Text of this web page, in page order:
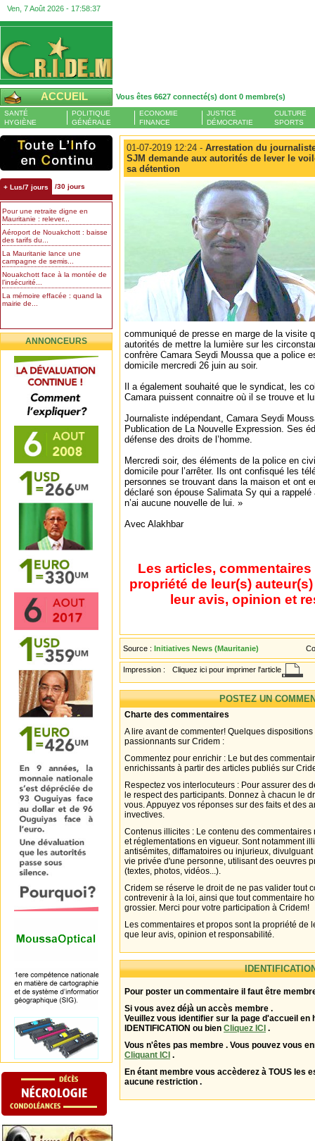
Ven, 7 Août 2026 - 17:58:38
ACCUEIL Vous êtes 6627 connecté(s) dont 0 membre(s)
SANTÉ
HYGIÈNE
POLITIQUE
GÉNÉRALE
ECONOMIE
FINANCE
JUSTICE
DÉMOCRATIE
CULTURE
SPORTS
+ Lus/7 jours /30 jours
Pour une retraite digne en
Mauritanie : relever...
Aéroport de Nouakchott : baisse
des tarifs du...
La Mauritanie lance une
campagne de semis...
Nouakchott face à la montée de
l’insécurité...
La mémoire effacée : quand la
mairie de...
ANNONCEURS
01-07-2019 12:24 - Arrestation du
SJM demande aux autorités de lever le
sa détention
communiqué de presse en marge de la visite
autorités de mettre la lumière sur les
confrère Camara Seydi Moussa que a police
domicile mercredi 26 juin au soir.
Il a également souhaité que le syndicat, les
Camara puissent connaitre où il se trouve et
Journaliste indépendant, Camara Seydi
Publication de La Nouvelle Expression. Ses
défense des droits de l’homme.
Mercredi soir, des éléments de la police en
domicile pour l’arrêter. Ils ont confisqué les
personnes se trouvant dans la maison et ont
déclaré son épouse Salimata Sy qui a rappelé
n’ai aucune nouvelle de lui. »
Avec Alakhbar
Les articles,
propriété de leur(s)
leur avis, opinion et
Source : Initiatives News (Mauritanie)
Impression : Cliquez ici pour imprimer l'article
POSTEZ UN
Charte des commentaires
A lire avant de commenter! Quelques
passionnants sur Cridem :
Commentez pour enrichir : Le but des
enrichissants à partir des articles publiés sur
Respectez vos interlocuteurs : Pour assurer des
le respect des participants. Donnez à chacun le
vous. Appuyez vos réponses sur des faits et des
invectives.
Contenus illicites : Le contenu des
et réglementations en vigueur. Sont notamment
antisémites, diffamatoires ou injurieux,
vie privée d'une personne, utilisant des oeuvres
(textes, photos, vidéos...).
Cridem se réserve le droit de ne pas valider tout
contrevenir à la loi, ainsi que tout commentaire
grossier. Merci pour votre participation à Cridem!
Les commentaires et propos sont la propriété de
que leur avis, opinion et responsabilité.
Pour poster un commentaire il faut être
Si vous avez déjà un accès membre .
Veuillez vous identifier sur la page d'accueil en
IDENTIFICATION ou bien Cliquez ICI .
Vous n'êtes pas membre . Vous pouvez vous
Cliquant ICI .
En étant membre vous accèderez à TOUS les
aucune restriction .